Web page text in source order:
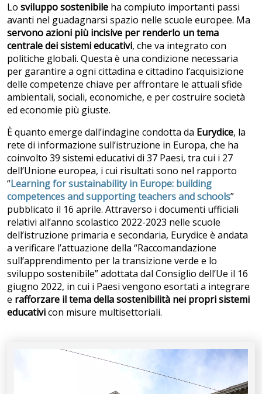
Lo sviluppo sostenibile ha compiuto importanti passi
avanti nel guadagnarsi spazio nelle scuole europee. Ma
servono azioni più incisive per renderlo un tema
centrale dei sistemi educativi, che va integrato con
politiche globali. Questa è una condizione necessaria
per garantire a ogni cittadina e cittadino l’acquisizione
delle competenze chiave per affrontare le attuali sfide
ambientali, sociali, economiche, e per costruire società
ed economie più giuste.
È quanto emerge dall’indagine condotta da Eurydice, la
rete di informazione sull’istruzione in Europa, che ha
coinvolto 39 sistemi educativi di 37 Paesi, tra cui i 27
dell’Unione europea, i cui risultati sono nel rapporto
“Learning for sustainability in Europe: building
competences and supporting teachers and schools”
pubblicato il 16 aprile. Attraverso i documenti ufficiali
relativi all’anno scolastico 2022-2023 nelle scuole
dell’istruzione primaria e secondaria, Eurydice è andata
a verificare l’attuazione della “Raccomandazione
sull’apprendimento per la transizione verde e lo
sviluppo sostenibile” adottata dal Consiglio dell’Ue il 16
giugno 2022, in cui i Paesi vengono esortati a integrare
e rafforzare il tema della sostenibilità nei propri sistemi
educativicon misure multisettoriali.